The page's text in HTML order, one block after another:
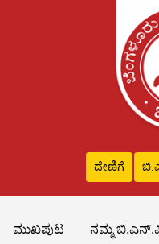
ದೇಣಿಗೆ
ಮುಖಪುಟ
ನಮ್ಮ